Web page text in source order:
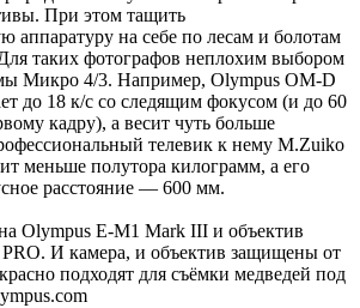
При этом тащить
аппаратуру на себе по лесам и болотам
таких фотографов неплохим выбором
Микро 4/3. Например, Olympus OM-D
до 18 к/с со следящим фокусом (и до 60
кадру), а весит чуть больше
телевик к нему M.Zuiko
меньше полутора килограмм, а его
расстояние — 600 мм.
Olympus E-M1 Mark III и объектив
И камера, и объектив защищены от
подходят для съёмки медведей под